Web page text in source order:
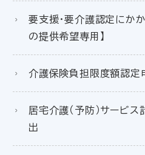
要支援・要介護認定にか
の提供希望専用】
介護保険負担限度額認定
居宅介護（予防）サービス
出